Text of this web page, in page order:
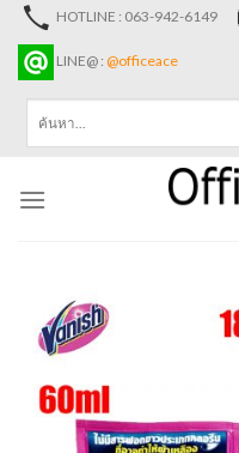
Skip
content
HOTLINE : 063-942-6149
LINE@ : @officeace